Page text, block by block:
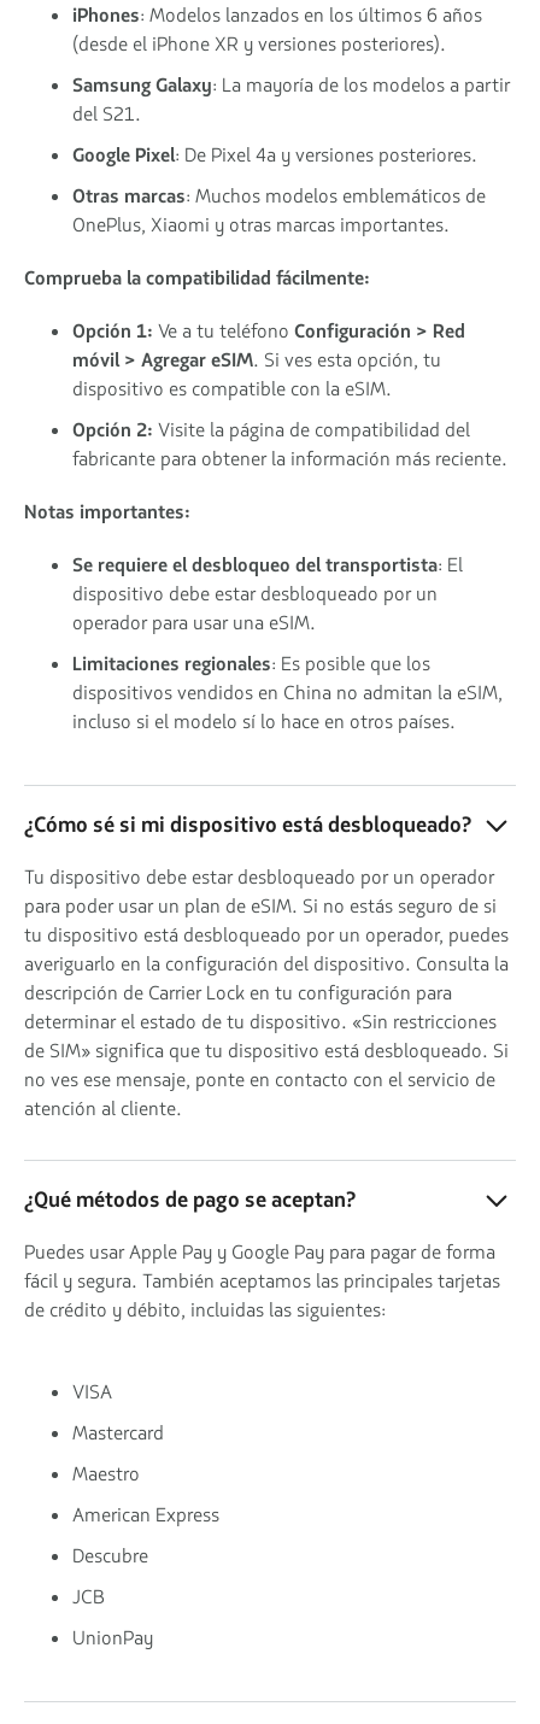
iPhones: Modelos lanzados en los últimos 6 años
(desde el iPhone XR y versiones posteriores).
Samsung Galaxy: La mayoría de los modelos a partir
del S21.
Google Pixel: De Pixel 4a y versiones posteriores.
Otras marcas: Muchos modelos emblemáticos de
OnePlus, Xiaomi y otras marcas importantes.
Comprueba la compatibilidad fácilmente:
Opción 1: Ve a tu teléfono Configuración > Red
móvil > Agregar eSIM. Si ves esta opción, tu
dispositivo es compatible con la eSIM.
Opción 2: Visite la página de compatibilidad del
fabricante para obtener la información más reciente.
Notas importantes:
Se requiere el desbloqueo del transportista: El
dispositivo debe estar desbloqueado por un
operador para usar una eSIM.
Limitaciones regionales: Es posible que los
dispositivos vendidos en China no admitan la eSIM,
incluso si el modelo sí lo hace en otros países.
¿Cómo sé si mi dispositivo está desbloqueado?
Tu dispositivo debe estar desbloqueado por un operador
para poder usar un plan de eSIM. Si no estás seguro de si
tu dispositivo está desbloqueado por un operador, puedes
averiguarlo en la configuración del dispositivo. Consulta la
descripción de Carrier Lock en tu configuración para
determinar el estado de tu dispositivo. «Sin restricciones
de SIM» significa que tu dispositivo está desbloqueado. Si
no ves ese mensaje, ponte en contacto con el servicio de
atención al cliente.
¿Qué métodos de pago se aceptan?
Puedes usar Apple Pay y Google Pay para pagar de forma
fácil y segura. También aceptamos las principales tarjetas
de crédito y débito, incluidas las siguientes:
VISA
Mastercard
Maestro
American Express
Descubre
JCB
UnionPay